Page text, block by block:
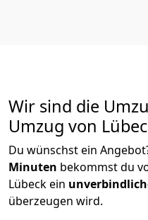
Wir sind die
Umzug von
Du wünschst ein
Minuten bekommst du
Lübeck ein
überzeugen wird.